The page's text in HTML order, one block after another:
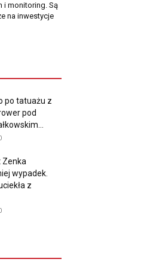
i monitoring. Są
na inwestycje
po tatuażu z
pod
Zenka
wypadek.
z